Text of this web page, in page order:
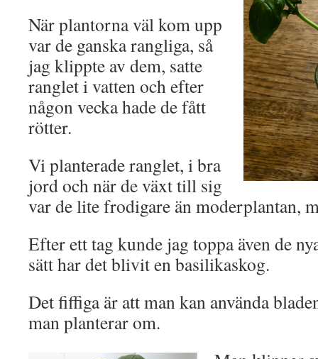
När plantorna väl kom upp
var de ganska rangliga, så
jag klippte av dem, satte
ranglet i vatten och efter
någon vecka hade de fått
rötter.
Vi planterade ranglet, i bra
jord och när de växt till sig
var de lite frodigare än moderplantan,
Efter ett tag kunde jag toppa även de
sätt har det blivit en basilikaskog.
Det fiffiga är att man kan använda
man planterar om.